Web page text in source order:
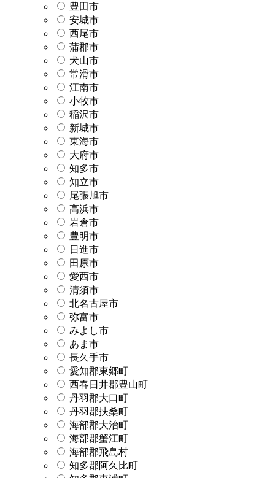
豊田市
安城市
西尾市
蒲郡市
犬山市
常滑市
江南市
小牧市
稲沢市
新城市
東海市
大府市
知多市
知立市
尾張旭市
高浜市
岩倉市
豊明市
日進市
田原市
愛西市
清須市
北名古屋市
弥富市
みよし市
あま市
長久手市
愛知郡東郷町
西春日井郡豊山町
丹羽郡大口町
丹羽郡扶桑町
海部郡大治町
海部郡蟹江町
海部郡飛島村
知多郡阿久比町